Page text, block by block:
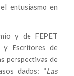
entusiasmo en
y de FEPET
y Escritores de
perspectivas de
dados: “Las